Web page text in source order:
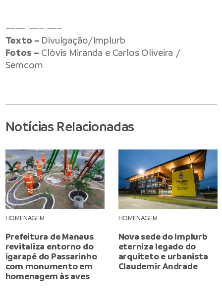
—— —– —–
Texto – Divulgação/Implurb
Fotos – Clóvis Miranda e Carlos Oliveira /
Semcom
Notícias Relacionadas
HOMENAGEM
Prefeitura de Manaus
revitaliza entorno do
igarapé do Passarinho
com monumento em
homenagem às aves
HOMENAGEM
Nova sede do Implurb
eterniza legado do
arquiteto e urbanista
Claudemir Andrade